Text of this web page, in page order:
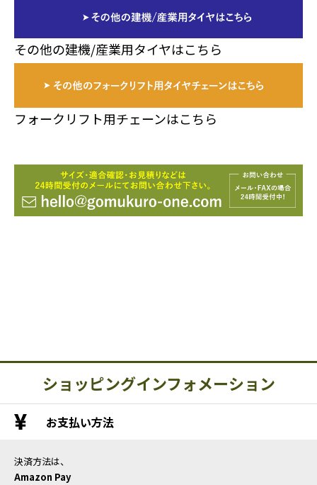
その他の建機/産業用タイヤはこちら
フォークリフト用チェーンはこちら
ショッピングインフォメーション
お支払い方法
決済方法は、
Amazon Pay